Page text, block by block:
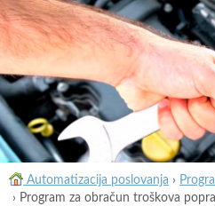
Automatizacija poslovanja ›
› Program za obračun troškova